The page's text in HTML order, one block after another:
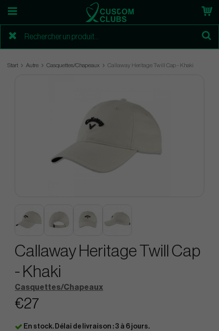
Start Autre Casquettes/Chapeaux Callaway Heritage Twill Cap - Khaki
Callaway Heritage Twill Cap
- Khaki
Casquettes/Chapeaux
€27
En stock. Délai de livraison : 3 à 6 jours.